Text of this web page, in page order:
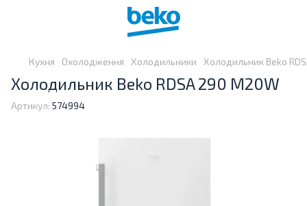
Кухня Охолодження Холодильники Холодильник Beko
Холодильник Beko RDSA 290 M20W
Артикул: 574994